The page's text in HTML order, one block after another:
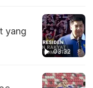
03:32
yang